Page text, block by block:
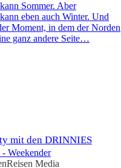
Sommer. Aber
eben auch Winter. Und
Moment, in dem der Norden
ganz andere Seite…
mit den DRINNIES
Weekender
Media